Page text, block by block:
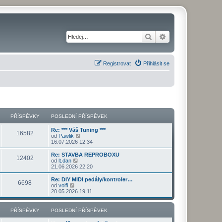
Hledat
Přihlásit se
Registrovat
PŘÍSPĚVKY POSLEDNÍ PŘÍSPĚVEK
16582
Re: *** Váš Tuning ***
od Pawlik
o
b
r
z
t
p
o
s
l
e
d
n
16.07.2026 12:34
12402
Re: STAVBA REPROBOXU
od lt.dan
o
b
r
z
t
p
o
s
21.06.2026 22:20
6698
Re: DIY MIDI pedály/kontroler…
od volfi
o
b
r
a
20.05.2026 19:11
PŘÍSPĚVKY POSLEDNÍ PŘÍSPĚVEK